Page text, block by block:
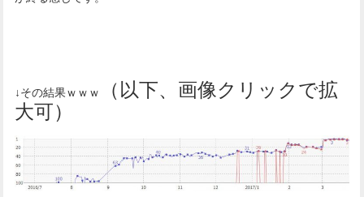
↓その結果ｗｗｗ
（以下、画像クリックで拡
大可）